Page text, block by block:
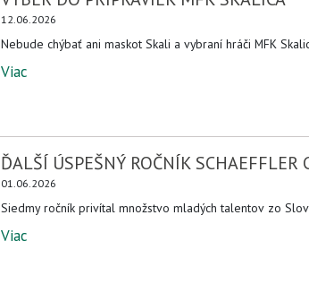
12.06.2026
Nebude chýbať ani maskot Skali a vybraní hráči MFK
Viac
ĎALŠÍ ÚSPEŠNÝ ROČNÍK SCHAEFFLER
01.06.2026
Siedmy ročník privítal množstvo mladých talentov zo
Viac